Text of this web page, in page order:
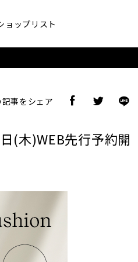
ョップリスト
記事をシェア
(木)WEB先行予約開